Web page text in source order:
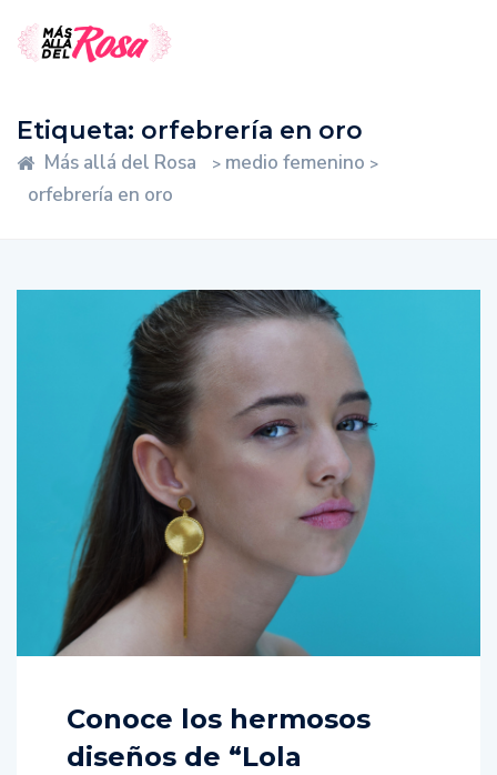
Etiqueta: orfebrería en oro
Más allá del Rosa > medio femenino >
orfebrería en oro
Conoce los hermosos
diseños de “Lola